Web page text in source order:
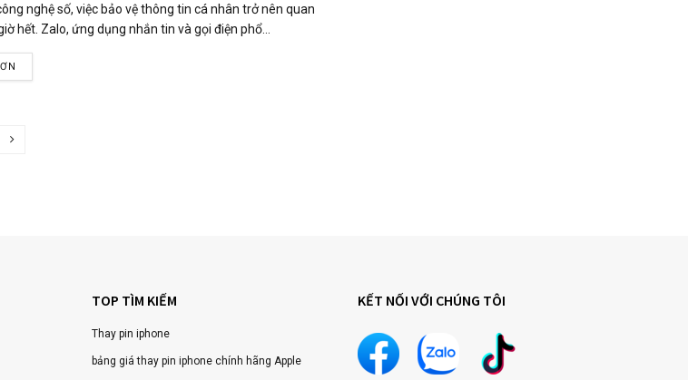
nghệ số, việc bảo vệ thông tin cá nhân trở nên quan
hết. Zalo, ứng dụng nhắn tin và gọi điện phổ...
TOP TÌM KIẾM
Thay pin iphone
bảng giá thay pin iphone chính hãng Apple
KẾT NỐI VỚI CHÚNG TÔI